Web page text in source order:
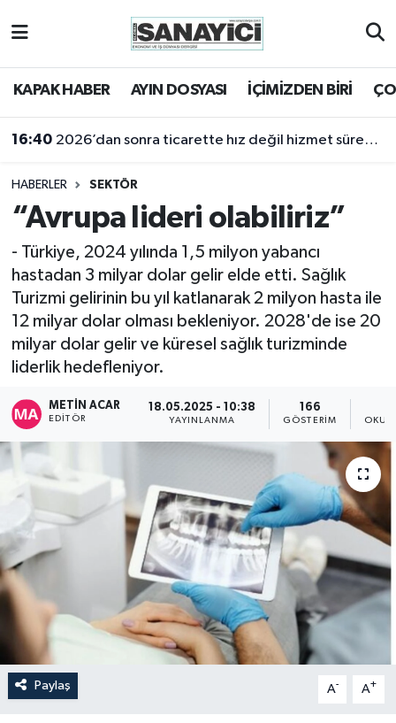
KAPAK HABER AYIN DOSYASI İÇİMİZDEN BİRİ
HABERLER SEKTÖR
“Avrupa lideri olabiliriz”
- Türkiye, 2024 yılında 1,5 milyon yabancı
hastadan 3 milyar dolar gelir elde etti. Sağlık
Turizmi gelirinin bu yıl katlanarak 2 milyon hasta ile
12 milyar dolar olması bekleniyor. 2028'de ise 20
milyar dolar gelir ve küresel sağlık turizminde
liderlik hedefleniyor.
METIN ACAR
EDITÖR
18.05.2025 - 10:38
YAYINLANMA
166
GÖSTERIM
Paylaş A- A+
Tekirdağ Nöbetçi Eczaneler
Tekirdağ Trafik Yoğunluk Haritası
Süper Lig Puan Durumu ve Fikstür
Tüm Manşetler
Son Dakika Haberleri